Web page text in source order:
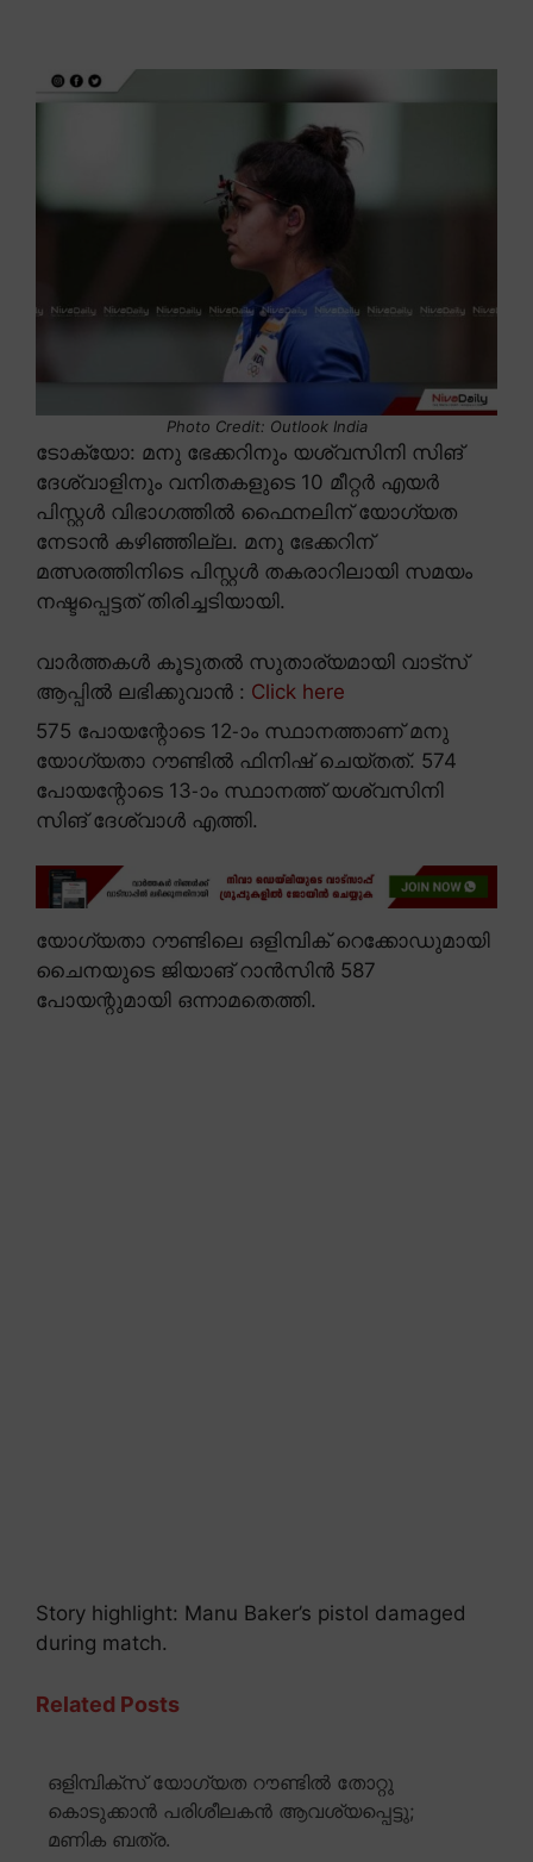
Photo Credit: Outlook India
ടോക്യോ: മനു ഭേക്കറിനും യശ്വസിനി സിങ്
ദേശ്വാളിനും വനിതകളുടെ 10 മീറ്റർ എയർ
പിസ്റ്റൾ വിഭാഗത്തിൽ ഫൈനലിന് യോഗ്യത
നേടാൻ കഴിഞ്ഞില്ല. മനു ഭേക്കറിന്
മത്സരത്തിനിടെ പിസ്റ്റൾ തകരാറിലായി സമയം
നഷ്ടപ്പെട്ടത് തിരിച്ചടിയായി.
വാർത്തകൾ കൂടുതൽ സുതാര്യമായി വാട്സ്
ആപ്പിൽ ലഭിക്കുവാൻ : Click here
575 പോയന്റോടെ 12-ാം സ്ഥാനത്താണ് മനു
യോഗ്യതാ റൗണ്ടിൽ ഫിനിഷ് ചെയ്തത്. 574
പോയന്റോടെ 13-ാം സ്ഥാനത്ത് യശ്വസിനി
സിങ് ദേശ്വാൾ എത്തി.
യോഗ്യതാ റൗണ്ടിലെ ഒളിമ്പിക് റെക്കോഡുമായി
ചൈനയുടെ ജിയാങ് റാൻസിൻ 587
പോയന്റുമായി ഒന്നാമതെത്തി.
Story highlight: Manu Baker’s pistol damaged
during match.
Related Posts
ഒളിമ്പിക്സ് യോഗ്യത റൗണ്ടിൽ തോറ്റു
കൊടുക്കാൻ പരിശീലകൻ ആവശ്യപ്പെട്ടു;
മണിക ബത്ര.